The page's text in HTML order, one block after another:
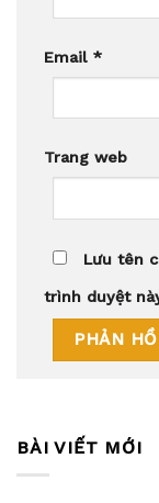
Email *
Trang web
Lưu tên
trình duyệt
BÀI VIẾT MỚI